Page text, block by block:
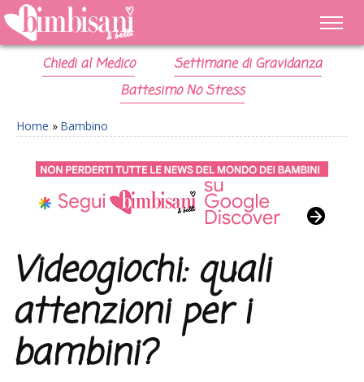
Chiedi al Medico
Settimane di Gravidanza
Battesimo No Stress
Home » Bambino
Videogiochi: quali
attenzioni per i
bambini?